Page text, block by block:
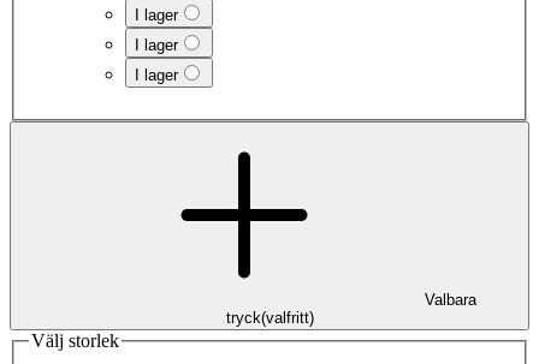
I lager
I lager
I lager
Valbara
tryck(valfritt)
Välj storlek